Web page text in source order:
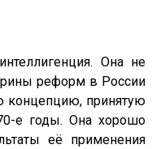
Она не
реформ в России
концепцию, принятую
е годы. Она хорошо
её применения